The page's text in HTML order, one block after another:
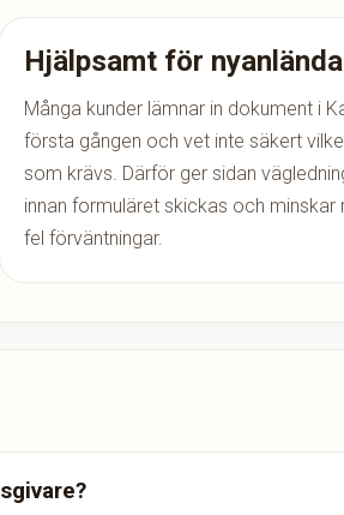
Hjälpsamt för nyanlända
Många kunder lämnar in dokument i
första gången och vet inte säkert
som krävs. Därför ger sidan
innan formuläret skickas och minskar
fel förväntningar.